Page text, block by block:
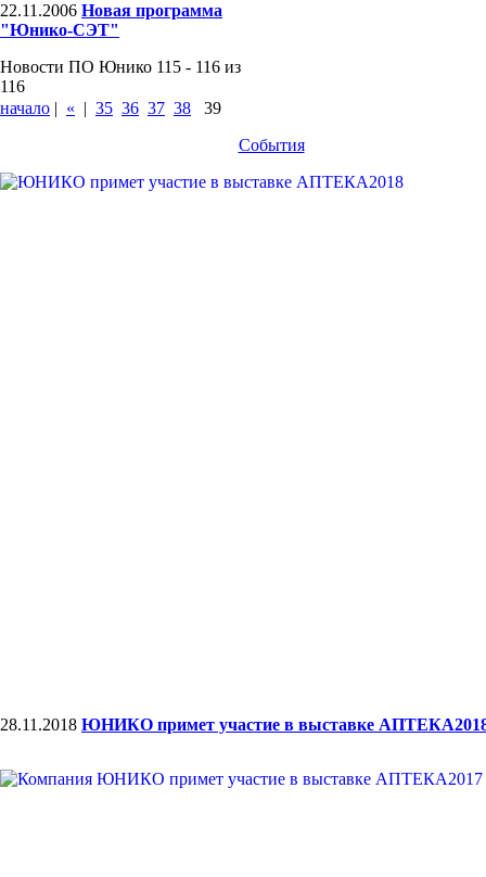
22.11.2006 Новая программа
"Юнико-СЭТ"
Новости ПО Юнико 115 - 116 из
116
начало | « | 35 36 37 38
39
События
28.11.2018 ЮНИКО примет участие в выставке